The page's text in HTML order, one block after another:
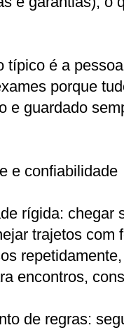
típico é a
porque
e guardado
e confiabilidade
rígida: chegar
trajetos com
encontros,
de regras: